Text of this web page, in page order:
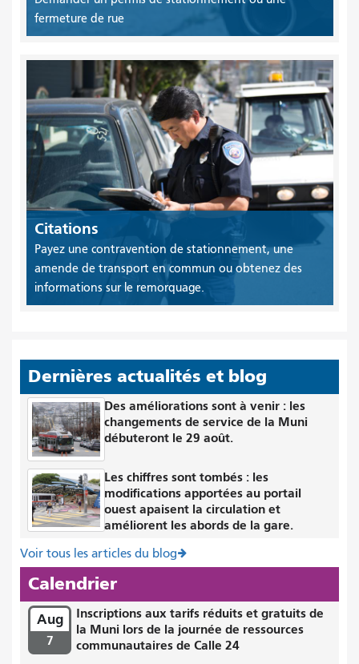
fermeture de rue
Citations
Payez une contravention de stationnement, une
amende de transport en commun ou obtenez des
informations sur le remorquage.
Dernières actualités et blog
Des améliorations sont à venir : les
changements de service de la Muni
débuteront le 29 août.
Les chiffres sont tombés : les
modifications apportées au portail
ouest apaisent la circulation et
améliorent les abords de la gare.
Voir tous les articles du blog
Calendrier
Aug
7
Inscriptions aux tarifs réduits et gratuits de
la Muni lors de la journée de ressources
communautaires de Calle 24